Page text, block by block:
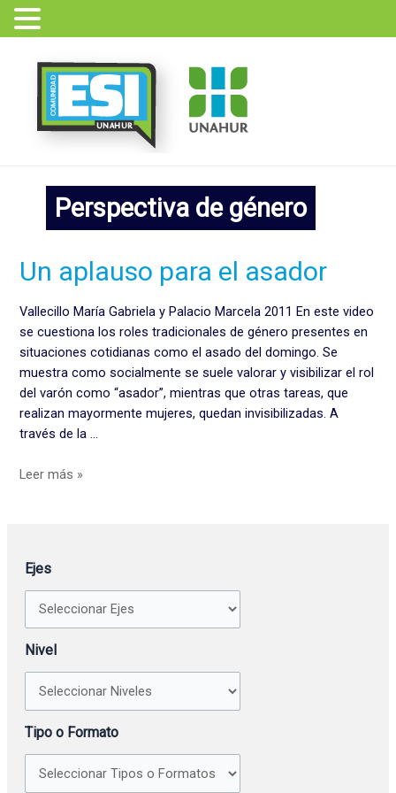
contenido
Ejes
Nivel
Tipo o Formato
Perspectiva de género
Un aplauso para el asador
Vallecillo María Gabriela y Palacio Marcela 2011 En este video
se cuestiona los roles tradicionales de género presentes en
situaciones cotidianas como el asado del domingo. Se
muestra como socialmente se suele valorar y visibilizar el rol
del varón como “asador”, mientras que otras tareas, que
realizan mayormente mujeres, quedan invisibilizadas. A
través de la …
Un
aplauso
para
asador
Leer más »